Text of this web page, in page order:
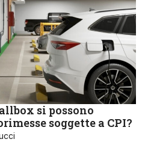
si possono
soggette a CPI?